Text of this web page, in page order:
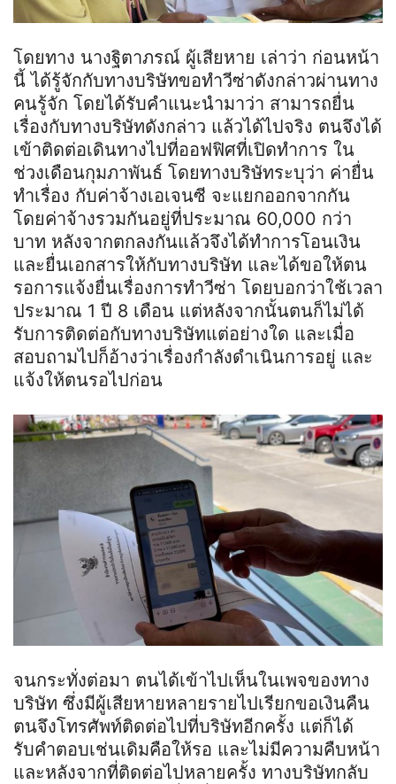
โดยทาง นางฐิตาภรณ์ ผู้เสียหาย เล่าว่า ก่อนหน้า
นี้ ได้รู้จักกับทางบริษัทขอทำวีซ่าดังกล่าวผ่านทาง
คนรู้จัก โดยได้รับคำแนะนำมาว่า สามารถยื่น
เรื่องกับทางบริษัทดังกล่าว แล้วได้ไปจริง ตนจึงได้
เข้าติดต่อเดินทางไปที่ออฟฟิศที่เปิดทำการ ใน
ช่วงเดือนกุมภาพันธ์ โดยทางบริษัทระบุว่า ค่ายื่น
ทำเรื่อง กับค่าจ้างเอเจนซี จะแยกออกจากกัน
โดยค่าจ้างรวมกันอยู่ที่ประมาณ 60,000 กว่า
บาท หลังจากตกลงกันแล้วจึงได้ทำการโอนเงิน
และยื่นเอกสารให้กับทางบริษัท และได้ขอให้ตน
รอการแจ้งยื่นเรื่องการทำวีซ่า โดยบอกว่าใช้เวลา
ประมาณ 1 ปี 8 เดือน แต่หลังจากนั้นตนก็ไม่ได้
รับการติดต่อกับทางบริษัทแต่อย่างใด และเมื่อ
สอบถามไปก็อ้างว่าเรื่องกำลังดำเนินการอยู่ และ
แจ้งให้ตนรอไปก่อน
จนกระทั่งต่อมา ตนได้เข้าไปเห็นในเพจของทาง
บริษัท ซึ่งมีผู้เสียหายหลายรายไปเรียกขอเงินคืน
ตนจึงโทรศัพท์ติดต่อไปที่บริษัทอีกครั้ง แต่ก็ได้
รับคำตอบเช่นเดิมคือให้รอ และไม่มีความคืบหน้า
และหลังจากที่ติดต่อไปหลายครั้ง ทางบริษัทกลับ